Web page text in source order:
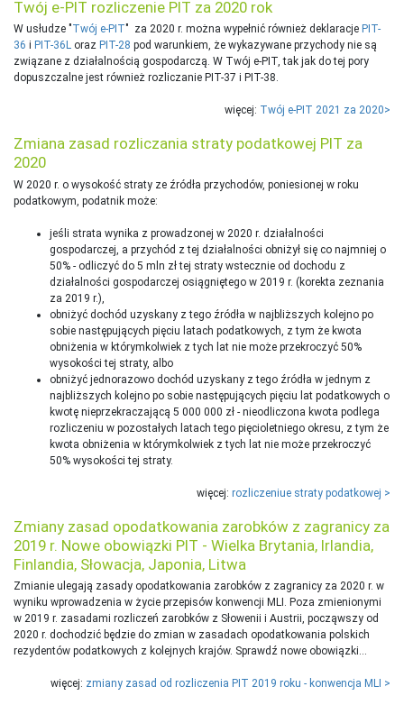
Twój e-PIT rozliczenie PIT za 2020 rok
W usłudze "Twój e-PIT" za 2020 r. można wypełnić również deklaracje PIT-
36 i PIT-36L oraz PIT-28 pod warunkiem, że wykazywane przychody nie są
związane z działalnością gospodarczą. W Twój e-PIT, tak jak do tej pory
dopuszczalne jest również rozliczanie PIT-37 i PIT-38.
więcej: Twój e-PIT 2021 za 2020>
Zmiana zasad rozliczania straty podatkowej PIT za
2020
W 2020 r. o wysokość straty ze źródła przychodów, poniesionej w roku
podatkowym, podatnik może:
jeśli strata wynika z prowadzonej w 2020 r. działalności
gospodarczej, a przychód z tej działalności obniżył się co najmniej o
50% - odliczyć do 5 mln zł tej straty wstecznie od dochodu z
działalności gospodarczej osiągniętego w 2019 r. (korekta zeznania
za 2019 r.),
obniżyć dochód uzyskany z tego źródła w najbliższych kolejno po
sobie następujących pięciu latach podatkowych, z tym że kwota
obniżenia w którymkolwiek z tych lat nie może przekroczyć 50%
wysokości tej straty, albo
obniżyć jednorazowo dochód uzyskany z tego źródła w jednym z
najbliższych kolejno po sobie następujących pięciu lat podatkowych o
kwotę nieprzekraczającą 5 000 000 zł - nieodliczona kwota podlega
rozliczeniu w pozostałych latach tego pięcioletniego okresu, z tym że
kwota obniżenia w którymkolwiek z tych lat nie może przekroczyć
50% wysokości tej straty.
więcej: rozliczeniue straty podatkowej >
Zmiany zasad opodatkowania zarobków z zagranicy za
2019 r. Nowe obowiązki PIT - Wielka Brytania, Irlandia,
Finlandia, Słowacja, Japonia, Litwa
Zmianie ulegają zasady opodatkowania zarobków z zagranicy za 2020 r. w
wyniku wprowadzenia w życie przepisów konwencji MLI. Poza zmienionymi
w 2019 r. zasadami rozliczeń zarobków z Słowenii i Austrii, począwszy od
2020 r. dochodzić będzie do zmian w zasadach opodatkowania polskich
rezydentów podatkowych z kolejnych krajów. Sprawdź nowe obowiązki…
więcej: zmiany zasad od rozliczenia PIT 2019 roku - konwencja MLI >